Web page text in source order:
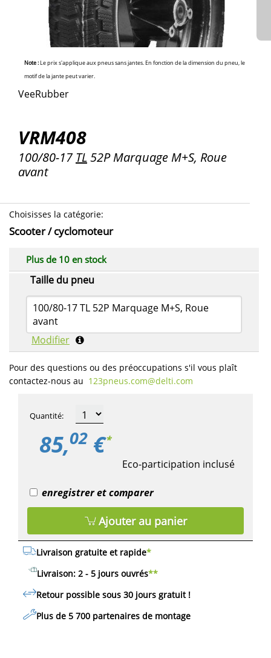
Note :Le prix s'applique aux pneus sans jantes. En fonction de la dimension du pneu, le
motif de la jante peut varier.
VeeRubber
VRM408
100/80-17 TL52P Marquage M+S, Roue
avant
Choisisses la catégorie:
Scooter / cyclomoteur
Taille du pneu
100/80-17 TL 52P Marquage M+S, Roue
avant
Modifier
Plus de 10 en stock
Pour des questions ou des préoccupations s'il vous plaît
contactez-nous au 123pneus.com​@delti.com
85,02 €*
Eco-participation inclusé
Livraison gratuite et rapide*
Livraison: 2 - 5 jours ouvrés**
Retour possible sous 30 jours gratuit!
Plus de 5 700 partenaires de montage
Quantité:
enregistrer et comparer
Ajouter au panier